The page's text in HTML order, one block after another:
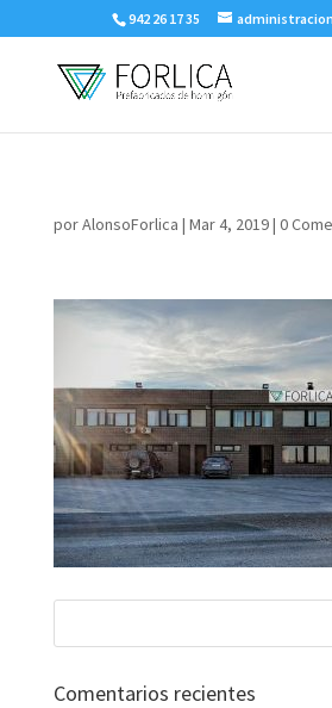
942 26 17 35
porAlonsoForlica | Mar 4, 2019| 0
Comentarios recientes